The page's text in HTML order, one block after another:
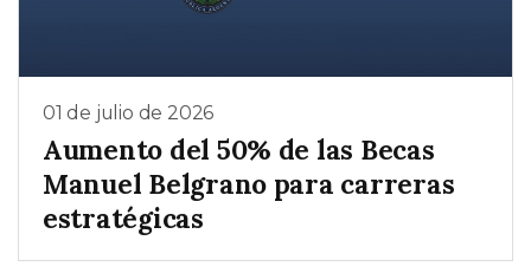
01 de julio de 2026
Aumento del 50% de las Becas
Manuel Belgrano para carreras
estratégicas